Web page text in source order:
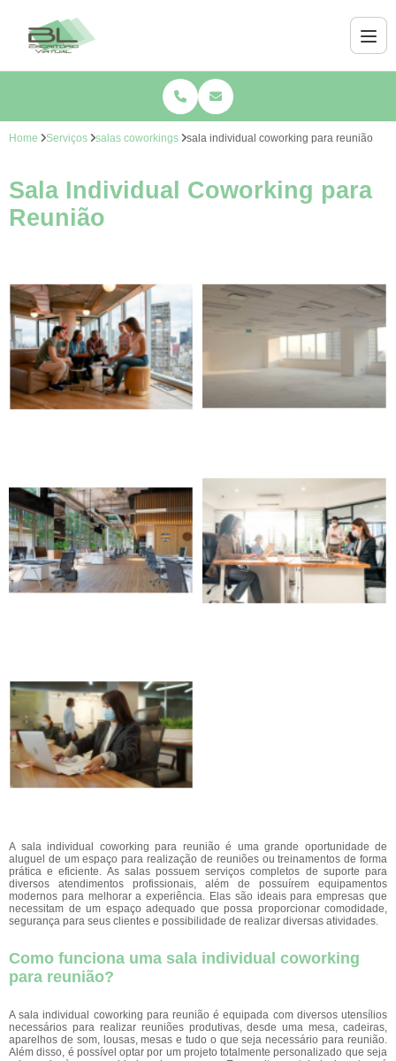
Home Serviços salas coworkings sala individual coworking para reunião
Sala Individual Coworking para
Reunião
A sala individual coworking para reunião é uma grande oportunidade de
aluguel de um espaço para realização de reuniões ou treinamentos de forma
prática e eficiente. As salas possuem serviços completos de suporte para
diversos atendimentos profissionais, além de possuírem equipamentos
modernos para melhorar a experiência. Elas são ideais para empresas que
necessitam de um espaço adequado que possa proporcionar comodidade,
segurança para seus clientes e possibilidade de realizar diversas atividades.
Como funciona uma sala individual coworking
para reunião?
A sala individual coworking para reunião é equipada com diversos utensílios
necessários para realizar reuniões produtivas, desde uma mesa, cadeiras,
aparelhos de som, lousas, mesas e tudo o que seja necessário para reunião.
Além disso, é possível optar por um projeto totalmente personalizado que seja